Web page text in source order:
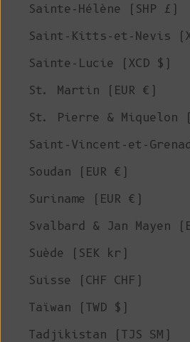
Sainte-Hélène (SHP £)
Saint-Kitts-et-Nevis
Sainte-Lucie (XCD $)
St. Martin (EUR €)
St. Pierre & Miquelon
Saint-Vincent-et-
Soudan (EUR €)
Suriname (EUR €)
Svalbard & Jan Mayen
Suède (SEK kr)
Suisse (CHF CHF)
Taïwan (TWD $)
Tadjikistan (TJS ЅМ)